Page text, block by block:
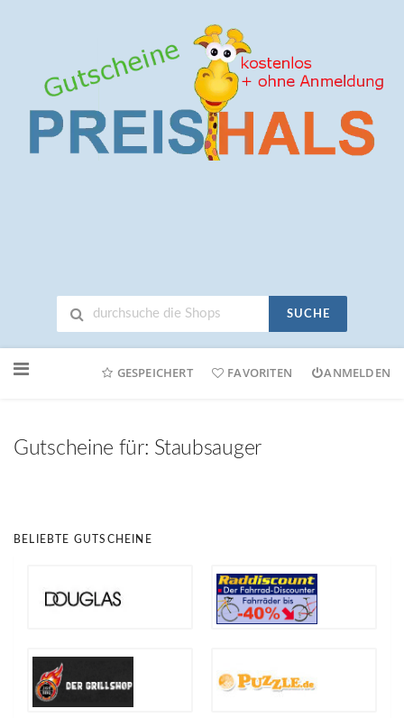
SUCHE
Online-
GESPEICHERT FAVORITEN ANMELDEN
Gutscheine für: Staubsauger
BELIEBTE GUTSCHEINE